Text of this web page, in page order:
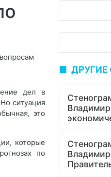
дел в
ситуация
это
которые
по